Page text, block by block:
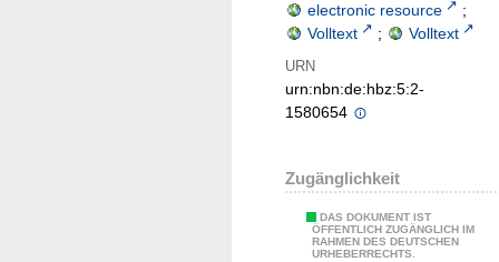
electronic resource
;
Volltext
; Volltext
URN
urn:nbn:de:hbz:5:2-
1580654
Zugänglichkeit
DAS DOKUMENT IST
ÖFFENTLICH ZUGÄNGLICH IM
RAHMEN DES DEUTSCHEN
URHEBERRECHTS.